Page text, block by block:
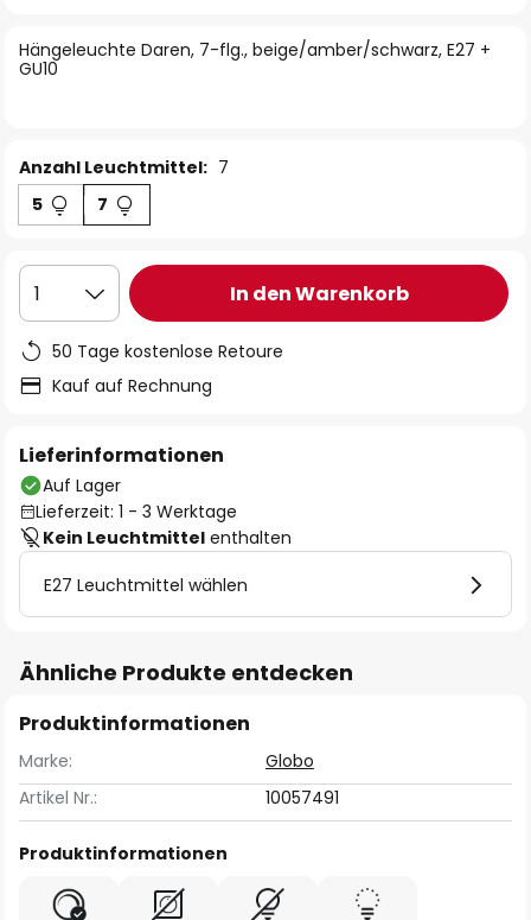
springen
Hängeleuchte Daren, 7-flg., beige/amber/schwarz, E27 +
GU10
Anzahl Leuchtmittel: 7
5
7
1 In den Warenkorb
50 Tage kostenlose Retoure
Kauf auf Rechnung
Lieferinformationen
Auf Lager
Lieferzeit: 1 - 3 Werktage
Kein Leuchtmittel enthalten
E27 Leuchtmittel wählen
Ähnliche Produkte entdecken
Produktinformationen
Marke:
Globo
Artikel Nr.:
10057491
Produktinformationen